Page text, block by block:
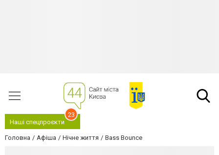
Наші спецпроєкти
23
Головна Афіша Нічне життя Bass Bounce